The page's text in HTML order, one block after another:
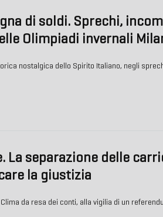
di soldi. Sprechi,
Olimpiadi invernali
nostalgica dello Spirito Italiano, negli
La separazione delle
la giustizia
da resa dei conti, alla vigilia di un